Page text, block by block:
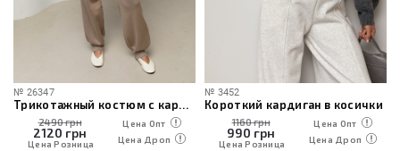
№ 26347
Трикотажный костюм с кардиганом, топом и брюками
2490 грн
2120 грн
Цена Розница
Цена Опт
Цена Дроп
№ 3452
Короткий кардиган в косички
1160 грн
990 грн
Цена Розница
Цена Опт
Цена Дроп